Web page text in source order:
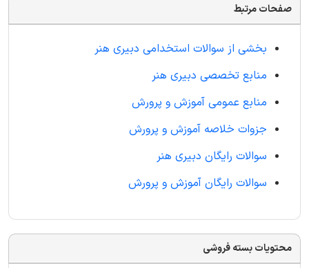
صفحات مرتبط
بخشی از سوالات استخدامی دبیری هنر
منابع تخصصی دبیری هنر
منابع عمومی آموزش و پرورش
جزوات خلاصه آموزش و پرورش
سوالات رایگان دبیری هنر
سوالات رایگان آموزش و پرورش
محتویات بسته فروشی